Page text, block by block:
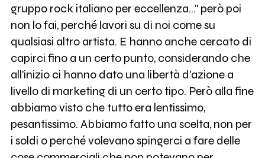
gruppo rock italiano per eccellenza..." però poi
non lo fai, perché lavori su di noi come su
qualsiasi altro artista. E hanno anche cercato di
capirci fino a un certo punto, considerando che
all'inizio ci hanno dato una libertà d'azione a
livello di marketing di un certo tipo. Però alla fine
abbiamo visto che tutto era lentissimo,
pesantissimo. Abbiamo fatto una scelta, non per
i soldi o perché volevano spingerci a fare delle